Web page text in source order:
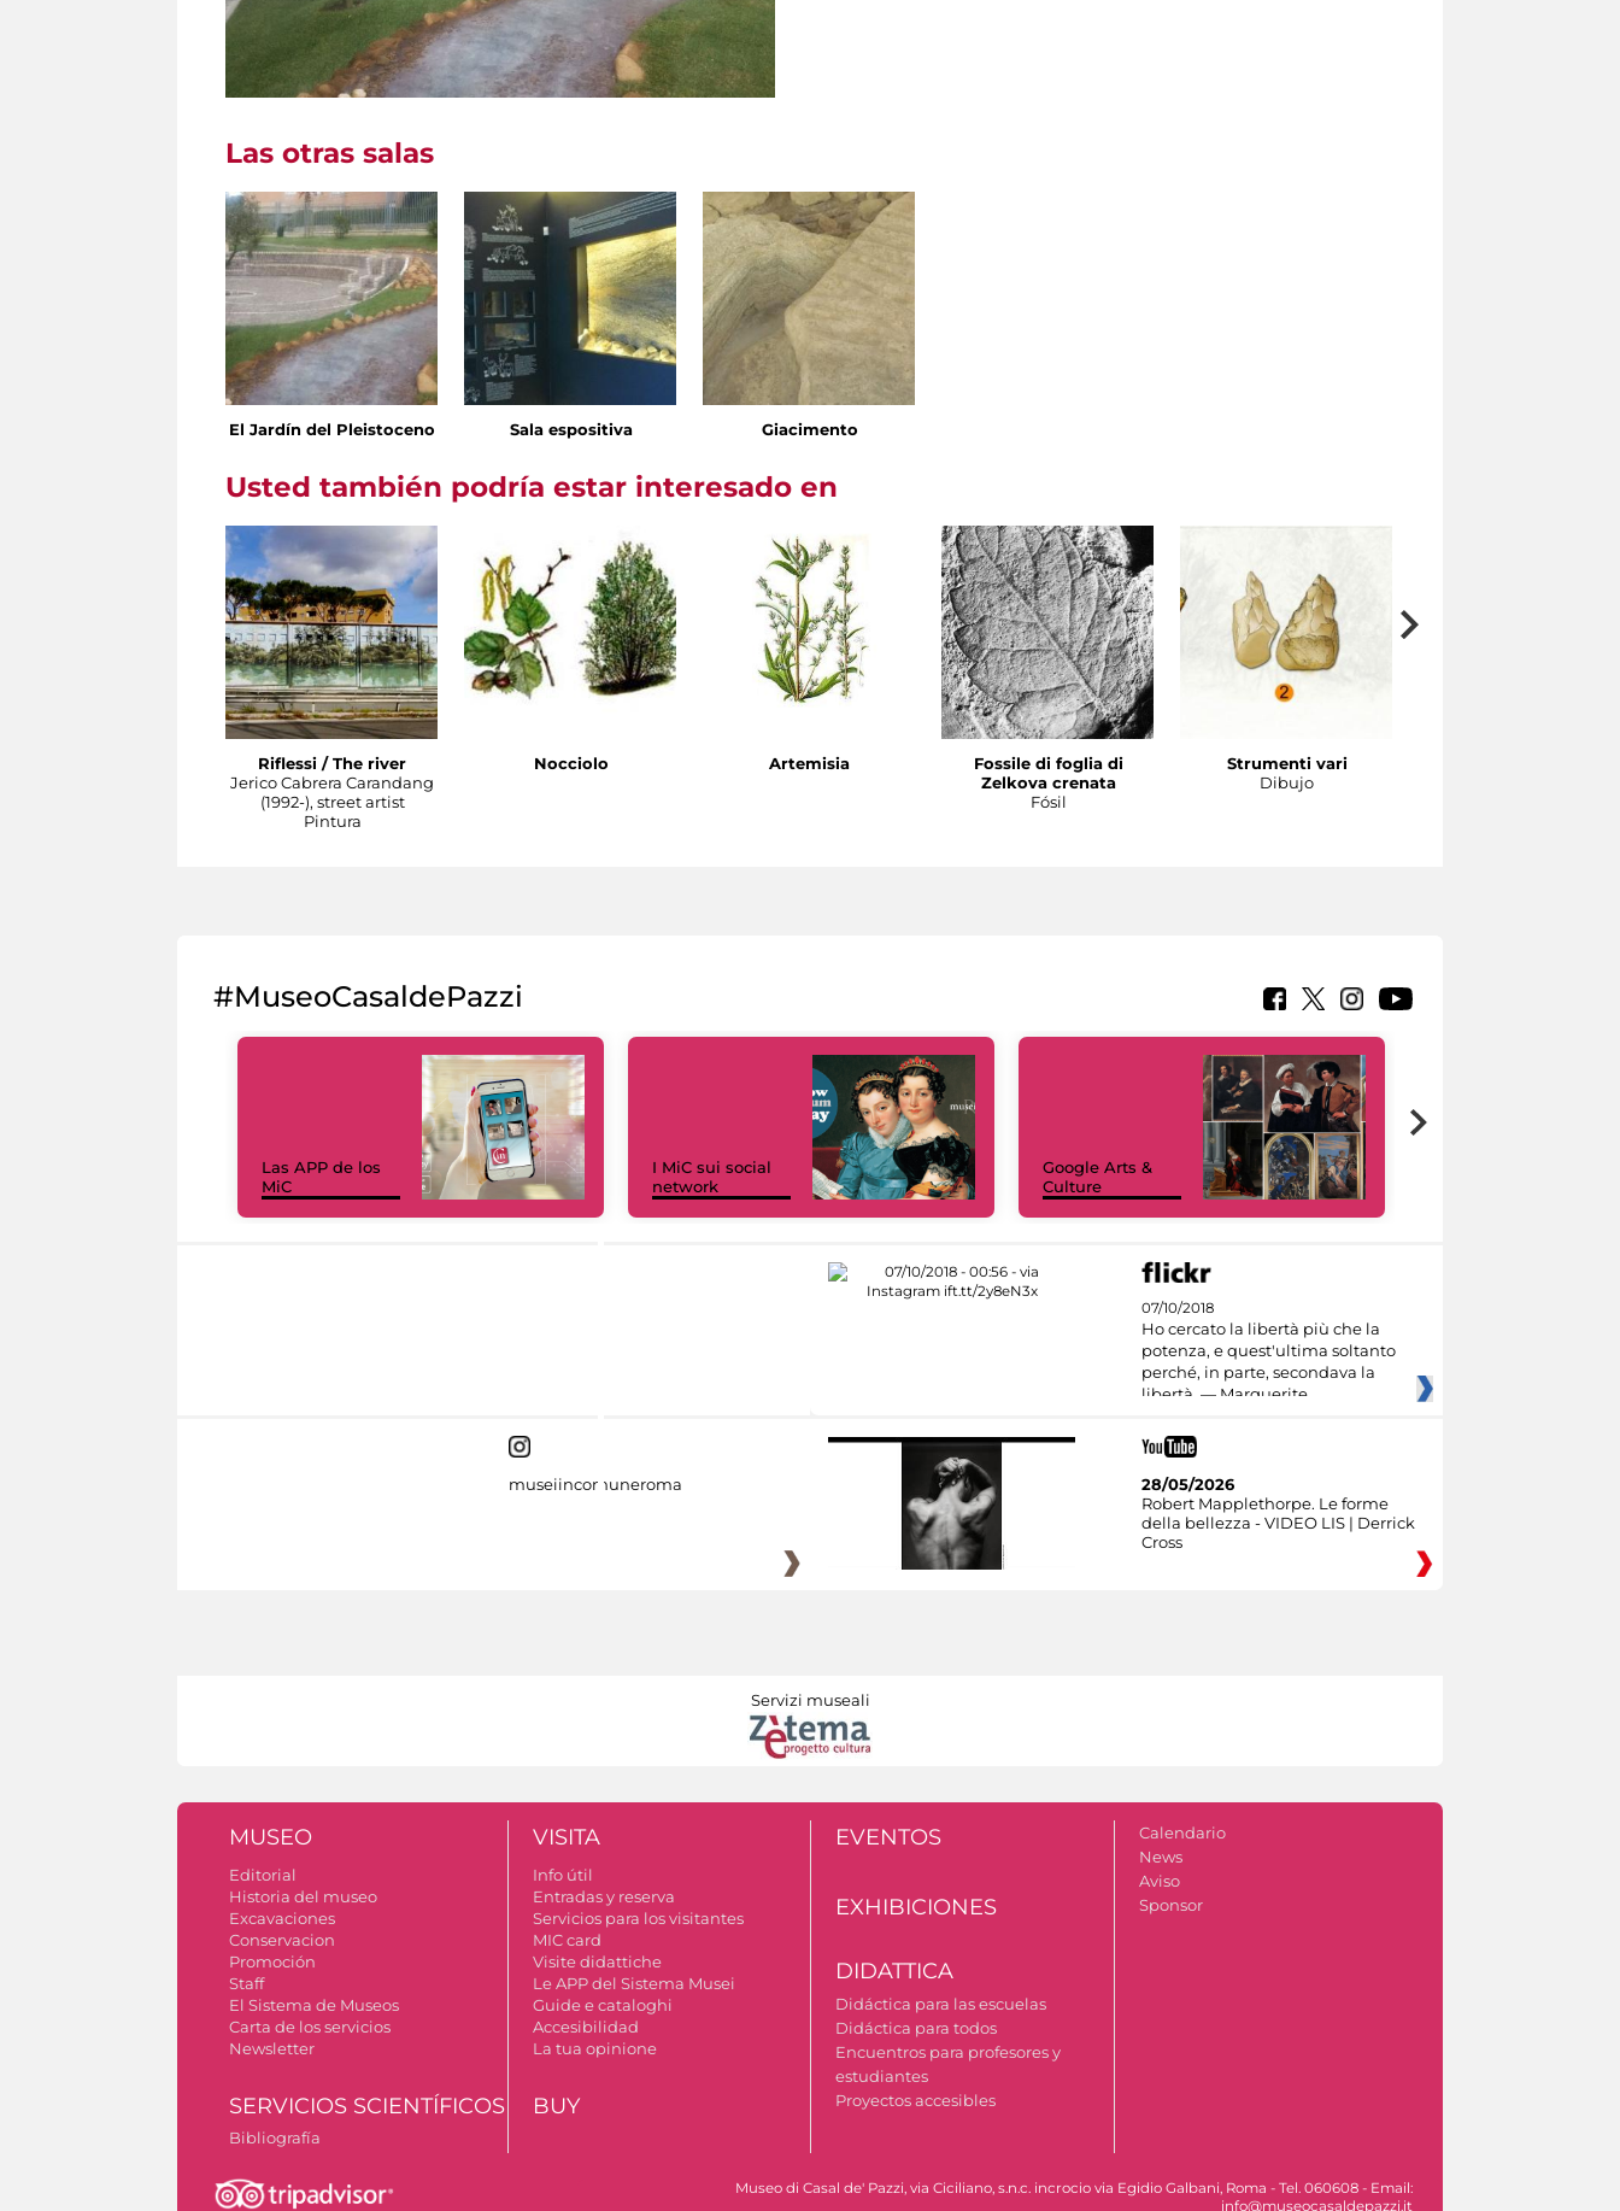
Las otras salas
El Jardín del Pleistoceno Sala espositiva Giacimento
Usted también podría estar interesado en
Riflessi / The river
Jerico Cabrera Carandang
(1992-), street artist
Pintura
Nocciolo Artemisia
Fossile di foglia di
Zelkova crenata
Fósil
Strumenti vari
Dibujo
#MuseoCasaldePazzi
Las APP de los
MiC
I MiC sui social
network
Google Arts &
Culture
07/10/2018
Ho cercato la libertà più che la
potenza, e quest'ultima soltanto
perché, in parte, secondava la
libertà. — Marguerite
museiincomuneroma
28/05/2026
Robert Mapplethorpe. Le forme
della bellezza - VIDEO LIS | Derrick
Cross
Servizi museali
MUSEO
Editorial
Historia del museo
Excavaciones
Conservacion
Promoción
Staff
El Sistema de Museos
Carta de los servicios
Newsletter
SERVICIOS SCIENTÍFICOS
Bibliografía
VISITA
Info útil
Entradas y reserva
Servicios para los visitantes
MIC card
Visite didattiche
Le APP del Sistema Musei
Guide e cataloghi
Accesibilidad
La tua opinione
BUY
EVENTOS
EXHIBICIONES
DIDATTICA
Didáctica para las escuelas
Didáctica para todos
Encuentros para profesores y
estudiantes
Proyectos accesibles
Calendario
News
Aviso
Sponsor
Museo di Casal de' Pazzi, via Ciciliano, s.n.c. incrocio via Egidio Galbani, Roma - Tel. 060608 - Email:
info@museocasaldepazzi.it